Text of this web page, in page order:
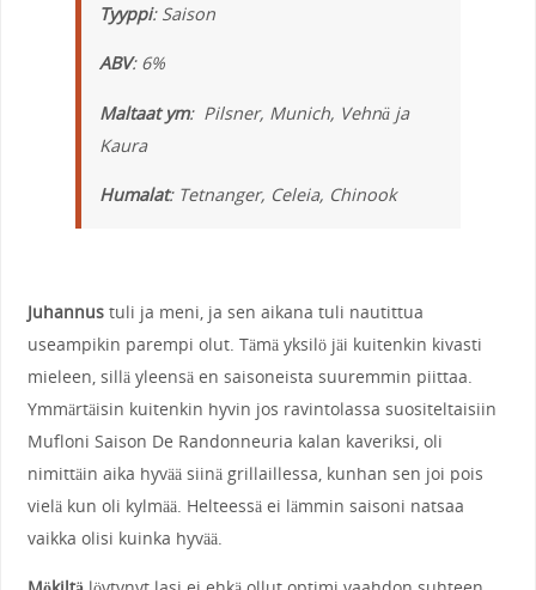
Tyyppi: Saison
ABV: 6%
Maltaat ym: Pilsner, Munich, Vehnä ja
Kaura
Humalat: Tetnanger, Celeia, Chinook
Juhannustuli ja meni, ja sen aikana tuli nautittua
useampikin parempi olut. Tämä yksilö jäi kuitenkin kivasti
mieleen, sillä yleensä en saisoneista suuremmin piittaa.
Ymmärtäisin kuitenkin hyvin jos ravintolassa suositeltaisiin
Mufloni Saison De Randonneuria kalan kaveriksi, oli
nimittäin aika hyvää siinä grillaillessa, kunhan sen joi pois
vielä kun oli kylmää. Helteessä ei lämmin saisoni natsaa
vaikka olisi kuinka hyvää.